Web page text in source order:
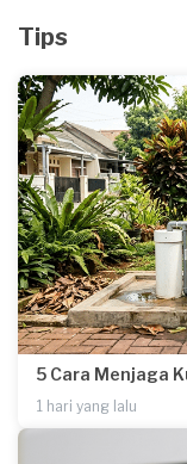
Tips
5 Cara Menjaga
1 hari yang lalu